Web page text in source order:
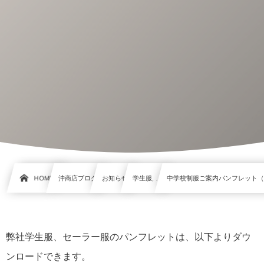
HOME 沖商店ブログ お知らせ 学生服, … 中学校制服ご案内パンフレッ
弊社学生服、セーラー服のパンフレットは、以下よりダウ
ンロードできます。